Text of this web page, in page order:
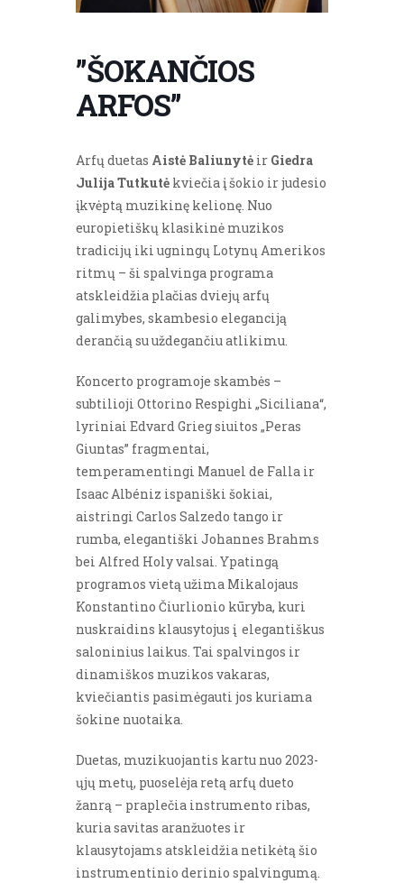
”ŠOKANČIOS
ARFOS”
Arfų duetas Aistė Baliunytė ir Giedra
Julija Tutkutė kviečia į šokio ir judesio
įkvėptą muzikinę kelionę. Nuo
europietiškų klasikinė muzikos
tradicijų iki ugningų Lotynų Amerikos
ritmų – ši spalvinga programa
atskleidžia plačias dviejų arfų
galimybes, skambesio eleganciją
derančią su uždegančiu atlikimu.
Koncerto programoje skambės –
subtilioji Ottorino Respighi „Siciliana“,
lyriniai Edvard Grieg siuitos „Peras
Giuntas” fragmentai,
temperamentingi Manuel de Falla ir
Isaac Albéniz ispaniški šokiai,
aistringi Carlos Salzedo tango ir
rumba, elegantiški Johannes Brahms
bei Alfred Holy valsai. Ypatingą
programos vietą užima Mikalojaus
Konstantino Čiurlionio kūryba, kuri
nuskraidins klausytojus į elegantiškus
saloninius laikus. Tai spalvingos ir
dinamiškos muzikos vakaras,
kviečiantis pasimėgauti jos kuriama
šokine nuotaika.
Duetas, muzikuojantis kartu nuo 2023-
ųjų metų, puoselėja retą arfų dueto
žanrą – praplečia instrumento ribas,
kuria savitas aranžuotes ir
klausytojams atskleidžia netikėtą šio
instrumentinio derinio spalvingumą.